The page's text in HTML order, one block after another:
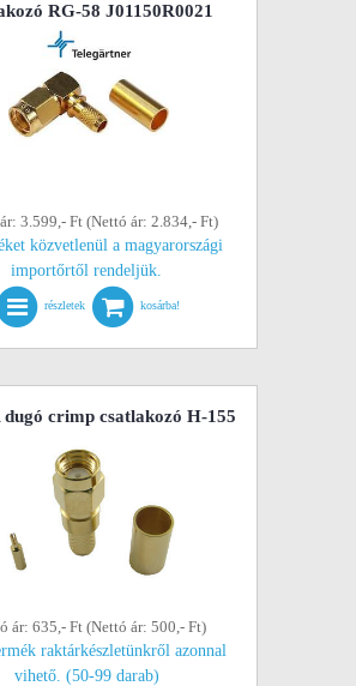
RG-58 J01150R0021
3.599,- Ft (Nettó ár: 2.834,- Ft)
közvetlenül a magyarországi
importőrtől rendeljük.
részletek kosárba!
dugó crimp csatlakozó H-155
ár: 635,- Ft (Nettó ár: 500,- Ft)
raktárkészletünkről azonnal
vihető. (50-99 darab)